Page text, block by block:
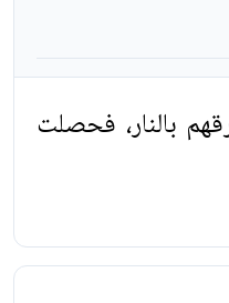
بالنار، فحصلت